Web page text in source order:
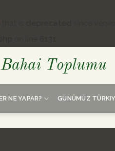
Toplumu
NE YAPAR? GÜNÜMÜZ